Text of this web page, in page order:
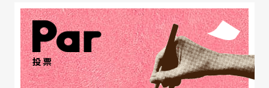
从自己的喜宴开始，挑战观演新关系
曾在夜市做戏，也曾把自用机车改成计程车，一次
一位观众上座双载边骑边演；在自宅做过一出名为
投票